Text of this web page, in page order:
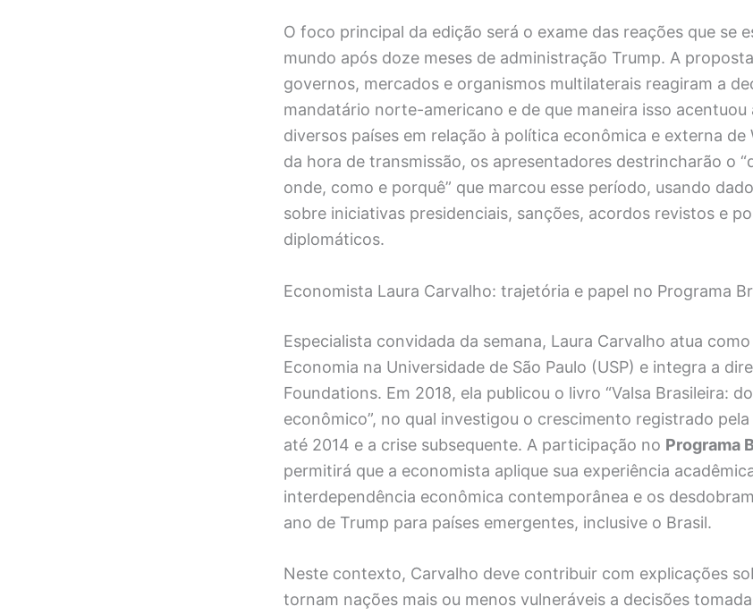
O foco principal da edição será o exame das reações que se
mundo após doze meses de administração Trump. A
governos, mercados e organismos multilaterais reagiram a
mandatário norte-americano e de que maneira isso acentuou
diversos países em relação à política econômica e externa
da hora de transmissão, os apresentadores destrincharão o
onde, como e porquê” que marcou esse período, usando
sobre iniciativas presidenciais, sanções, acordos revistos e
diplomáticos.
Economista Laura Carvalho: trajetória e papel no Programa
Especialista convidada da semana, Laura Carvalho atua
Economia na Universidade de São Paulo (USP) e integra a
Foundations. Em 2018, ela publicou o livro “Valsa Brasileira:
econômico”, no qual investigou o crescimento registrado
até 2014 e a crise subsequente. A participação no Programa
permitirá que a economista aplique sua experiência
interdependência econômica contemporânea e os
ano de Trump para países emergentes, inclusive o Brasil.
Neste contexto, Carvalho deve contribuir com explicações
tornam nações mais ou menos vulneráveis a decisões